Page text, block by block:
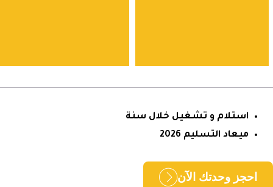
استلام و تشغيل خلال سنة
ميعاد التسليم 2026
وحدتك الآن